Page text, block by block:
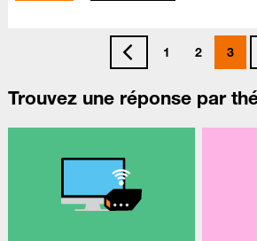
1 2 3
Trouvez une réponse par